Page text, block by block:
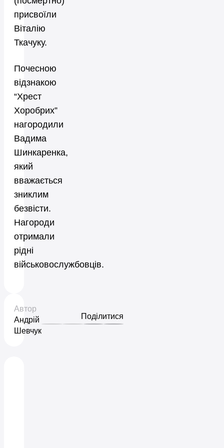
присвоїли
Віталію
Ткачуку.
Почесною
відзнакою
“Хрест
Хоробрих”
нагородили
Вадима
Шинкаренка,
який
вважається
зниклим
безвісти.
Нагороди
отримали
рідні
військовослужбовців.
Автор
Андрій
Шевчук
Поділитися